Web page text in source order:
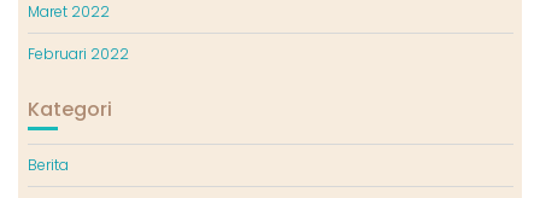
Maret 2022
Februari 2022
Kategori
Berita